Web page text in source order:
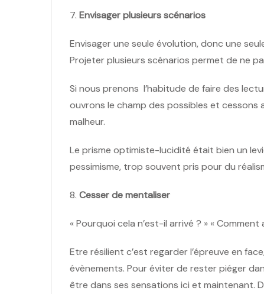
7. Envisager plusieurs scénarios
Envisager une seule évolution, donc une
Projeter plusieurs scénarios permet de ne
Si nous prenons l’habitude de faire des
ouvrons le champ des possibles et
malheur.
Le prisme optimiste-lucidité était bien un
pessimisme, trop souvent pris pour du
8. Cesser de mentaliser
« Pourquoi cela n’est-il arrivé ? » « Comment
Etre résilient c’est regarder l’épreuve en
évènements. Pour éviter de rester piéger
être dans ses sensations ici et maintenant.